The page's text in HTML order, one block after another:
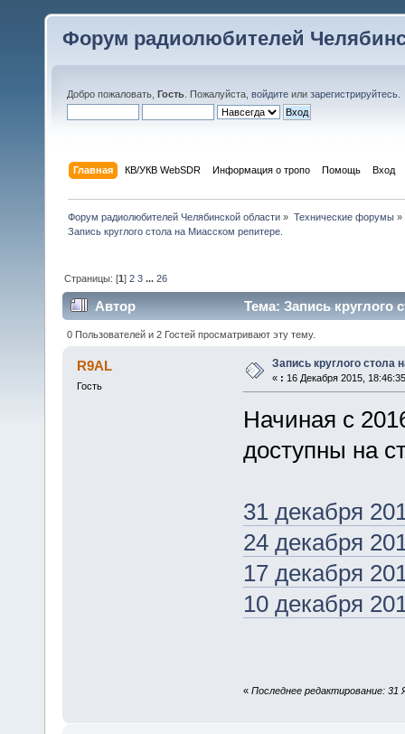
Форум радиолюбителей
Добро пожаловать, Гость . Пожалуйста, войдите или зарегистрируйтесь
Главная КВ/УКВ WebSDR Информация о тропо Помощь Вход
Форум радиолюбителей Челябинской области » Технические форумы»
Запись круглого стола на Миасском репитере.
Страницы: [1]2 3 ...26
Автор Тема: Запись круглого
0 Пользователей и 2 Гостей просматривают эту тему.
R9AL
Гость
Запись круглого стола
« : 16 Декабря 2015,
Начиная с
доступны на
31 декабря
24 декабря
17 декабря
10 декабря
« Последнее редактирование: 31